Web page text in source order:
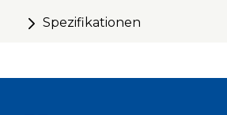
Spezifikationen